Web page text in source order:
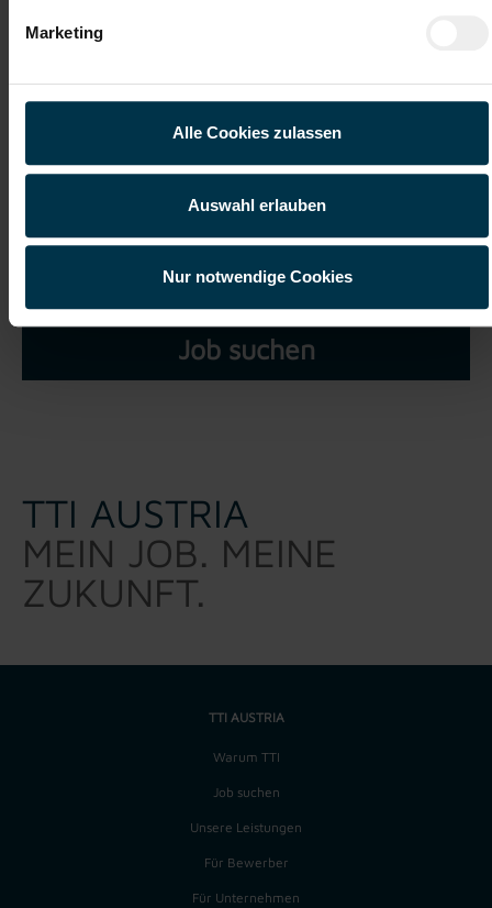
Marketing
Alle Cookies zulassen
Auswahl erlauben
Nur notwendige Cookies
Ich habe dieDatenschutzerklärunggelesen und verstanden
und willige ein, dass meine personenbezogenen Daten im
Rahmen meiner Initiativbewerbung für die Dauer von drei
Jahren verarbeitet werden dürfen.*
Job suchen
TTI AUSTRIA
MEIN JOB. MEINE
ZUKUNFT.
TTI AUSTRIA
Warum TTI
Job suchen
Unsere Leistungen
Für Bewerber
Für Unternehmen